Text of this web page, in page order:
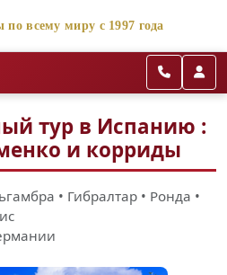
всему миру с 1997 года
тур в Испанию :
и корриды
• Гибралтар • Ронда •